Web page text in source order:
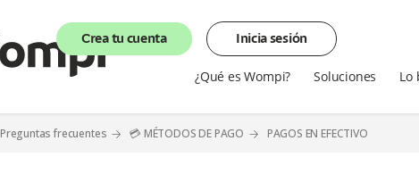
Crea tu cuenta Inicia sesión
¿Qué es Wompi? Soluciones Lo
Preguntas frecuentes 💳 MÉTODOS DE PAGO PAGOS EN EFECTIVO